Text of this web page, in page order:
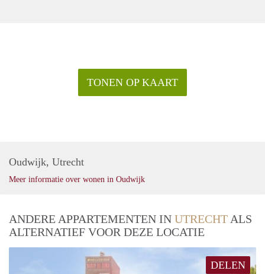
TONEN OP KAART
Oudwijk, Utrecht
Meer informatie over wonen in Oudwijk
ANDERE APPARTEMENTEN IN UTRECHT ALS
ALTERNATIEF VOOR DEZE LOCATIE
DELEN